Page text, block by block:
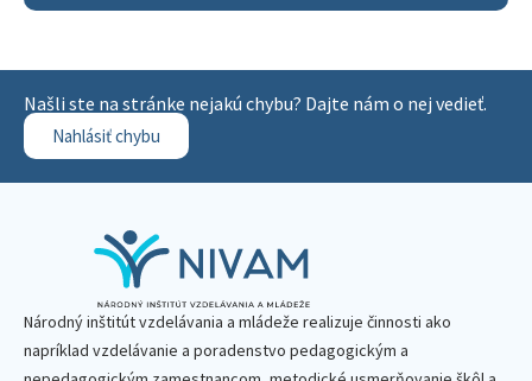
Našli ste na stránke nejakú chybu? Dajte nám o nej vedieť.
Nahlásiť chybu
Národný inštitút vzdelávania a mládeže realizuje činnosti ako
napríklad vzdelávanie a poradenstvo pedagogickým a